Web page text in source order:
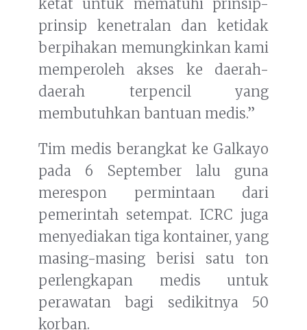
ketat untuk mematuhi prinsip-
prinsip kenetralan dan ketidak
berpihakan memungkinkan kami
memperoleh akses ke daerah-
daerah terpencil yang
membutuhkan bantuan medis.”
Tim medis berangkat ke Galkayo
pada 6 September lalu guna
merespon permintaan dari
pemerintah setempat. ICRC juga
menyediakan tiga kontainer, yang
masing-masing berisi satu ton
perlengkapan medis untuk
perawatan bagi sedikitnya 50
korban.